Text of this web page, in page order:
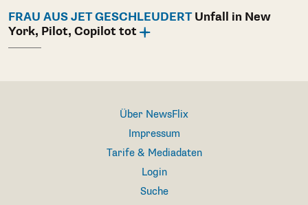
FRAU AUS JET GESCHLEUDERTUnfall in New
York, Pilot, Copilot tot
Über NewsFlix
Impressum
Tarife & Mediadaten
Login
Suche